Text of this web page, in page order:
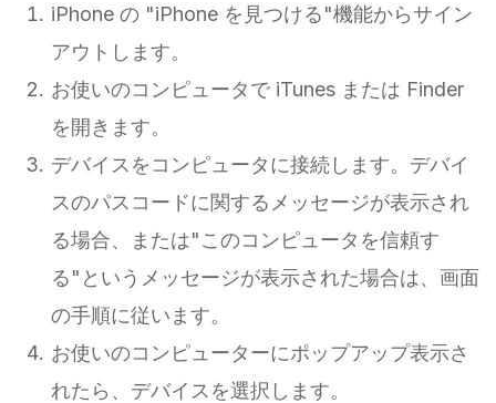
iPhone の "iPhone を見つける"機能からサイン
アウトします。
お使いのコンピュータで iTunes または Finder
を開きます。
デバイスをコンピュータに接続します。デバイ
スのパスコードに関するメッセージが表示され
る場合、または"このコンピュータを信頼す
る"というメッセージが表示された場合は、画面
の手順に従います。
お使いのコンピューターにポップアップ表示さ
れたら、デバイスを選択します。